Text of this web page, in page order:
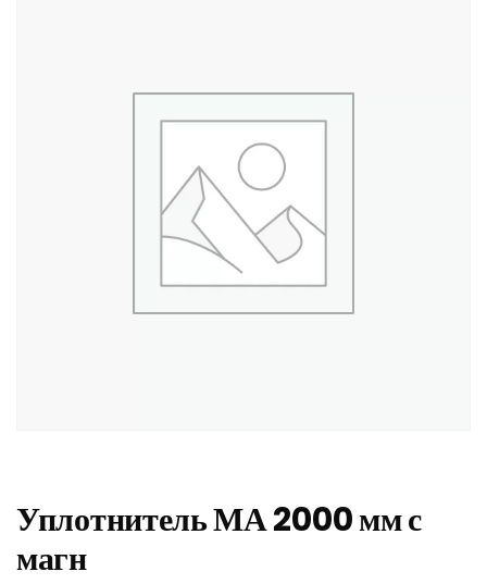
Уплотнитель МА 2000 мм с
магн